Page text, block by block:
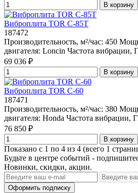
В корзину
Виброплита TOR C-85T
187472
Производительность, м²/час: 450
двигателя: Loncin Частота вибрации,
69 036 ₽
В корзину
Виброплита TOR C-60
187471
Производительность, м²/час: 380
двигателя: Honda Частота вибрации,
76 850 ₽
В корзину
Показано с 1 по 4 из 4 (всего 1
Будьте в центре событий -
Новинки, скидки, акции.
Оформить подписку